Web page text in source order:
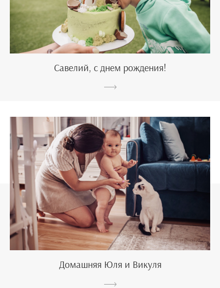
Савелий, с днем рождения!
Домашняя Юля и Викуля